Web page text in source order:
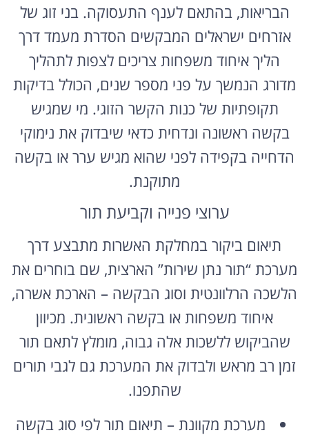
הבריאות, בהתאם לענף התעסוקה. בני זוג של
אזרחים ישראלים המבקשים הסדרת מעמד דרך
הליך איחוד משפחות צריכים לצפות לתהליך
מדורג הנמשך על פני מספר שנים, הכולל בדיקות
תקופתיות של כנות הקשר הזוגי. מי שמגיש
בקשה ראשונה ונדחית כדאי שיבדוק את נימוקי
הדחייה בקפידה לפני שהוא מגיש ערר או בקשה
מתוקנת.
ערוצי פנייה וקביעת תור
תיאום ביקור במחלקת האשרות מתבצע דרך
מערכת “תור נתן שירות” הארצית, שם בוחרים את
הלשכה הרלוונטית וסוג הבקשה – הארכת אשרה,
איחוד משפחות או בקשה ראשונית. מכיוון
שהביקוש ללשכות אלה גבוה, מומלץ לתאם תור
זמן רב מראש ולבדוק את המערכת גם לגבי תורים
שהתפנו.
מערכת מקוונת – תיאום תור לפי סוג בקשה